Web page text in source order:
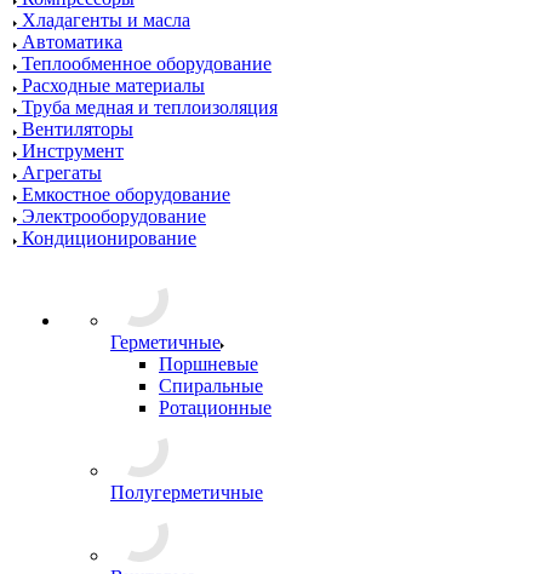
Хладагенты и масла
Автоматика
Теплообменное оборудование
Расходные материалы
Труба медная и теплоизоляция
Вентиляторы
Инструмент
Агрегаты
Емкостное оборудование
Электрооборудование
Кондиционирование
Герметичные
Поршневые
Спиральные
Ротационные
Полугерметичные